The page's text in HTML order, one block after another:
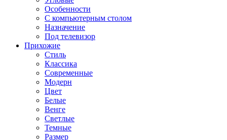
Особенности
С компьютерным столом
Назначение
Под телевизор
Прихожие
Стиль
Классика
Современные
Модерн
Цвет
Белые
Венге
Светлые
Темные
Размер